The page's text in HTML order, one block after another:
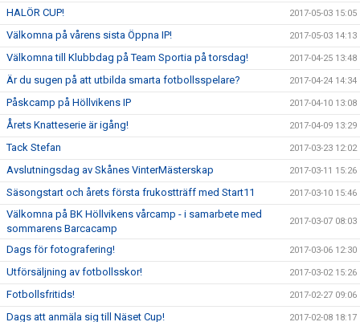
HALÖR CUP! 2017-05-03 15:05
Välkomna på vårens sista Öppna IP! 2017-05-03 14:13
Välkomna till Klubbdag på Team Sportia på torsdag! 2017-04-25 13:48
Är du sugen på att utbilda smarta fotbollsspelare? 2017-04-24 14:34
Påskcamp på Höllvikens IP 2017-04-10 13:08
Årets Knatteserie är igång! 2017-04-09 13:29
Tack Stefan 2017-03-23 12:02
Avslutningsdag av Skånes VinterMästerskap 2017-03-11 15:26
Säsongstart och årets första frukostträff med Start11 2017-03-10 15:46
Välkomna på BK Höllvikens vårcamp - i samarbete med
sommarens Barcacamp
2017-03-07 08:03
Dags för fotografering! 2017-03-06 12:30
Utförsäljning av fotbollsskor! 2017-03-02 15:26
Fotbollsfritids! 2017-02-27 09:06
Dags att anmäla sig till Näset Cup! 2017-02-08 18:17